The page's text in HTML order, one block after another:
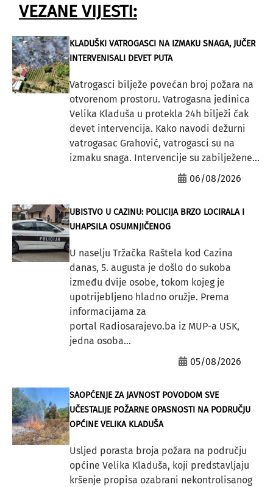
VEZANE VIJESTI:
KLADUŠKI VATROGASCI NA IZMAKU SNAGA, JUČER
INTERVENISALI DEVET PUTA
Vatrogasci bilježe povećan broj požara na
otvorenom prostoru. Vatrogasna jedinica
Velika Kladuša u protekla 24h bilježi čak
devet intervencija. Kako navodi dežurni
vatrogasac Grahović, vatrogasci su na
izmaku snaga. Intervencije su zabilježene...
06/08/2026
UBISTVO U CAZINU: POLICIJA BRZO LOCIRALA I
UHAPSILA OSUMNJIČENOG
U naselju Tržačka Raštela kod Cazina
danas, 5. augusta je došlo do sukoba
između dvije osobe, tokom kojeg je
upotrijebljeno hladno oružje. Prema
informacijama za
portal Radiosarajevo.ba iz MUP-a USK,
jedna osoba...
05/08/2026
SAOPĆENJE ZA JAVNOST POVODOM SVE
UČESTALIJE POŽARNE OPASNOSTI NA PODRUČJU
OPĆINE VELIKA KLADUŠA
Usljed porasta broja požara na području
općine Velika Kladuša, koji predstavljaju
kršenje propisa ozabrani nekontrolisanog